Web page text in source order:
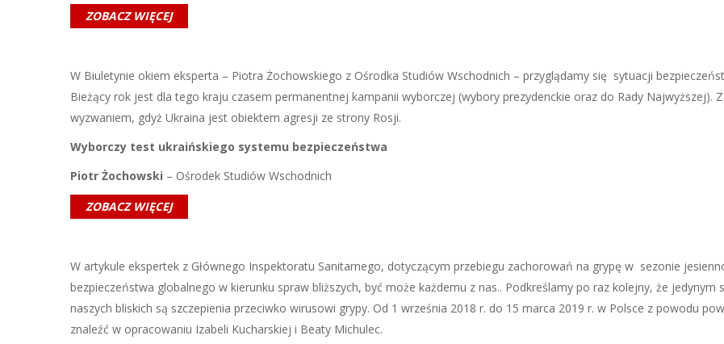
ZOBACZ WIĘCEJ
W Biuletynie okiem eksperta – Piotra Żochowskiego z Ośrodka Studiów Wschodnich – przyglądamy się sytuacji
Bieżący rok jest dla tego kraju czasem permanentnej kampanii wyborczej (wybory prezydenckie oraz do Rady Najwyższej).
wyzwaniem, gdyż Ukraina jest obiektem agresji ze strony Rosji.
Wyborczy test ukraińskiego systemu bezpieczeństwa
Piotr Żochowski – Ośrodek Studiów Wschodnich
ZOBACZ WIĘCEJ
W artykule ekspertek z Głównego Inspektoratu Sanitarnego, dotyczącym przebiegu zachorowań na grypę w sezonie
bezpieczeństwa globalnego w kierunku spraw bliższych, być może każdemu z nas.. Podkreślamy po raz kolejny, że
naszych bliskich są szczepienia przeciwko wirusowi grypy. Od 1 września 2018 r. do 15 marca 2019 r. w Polsce z powodu
znaleźć w opracowaniu Izabeli Kucharskiej i Beaty Michulec.